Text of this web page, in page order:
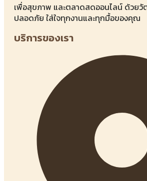
เพื่อสุขภาพ และตลาดสดออนไลน์ ด้วย
ปลอดภัย ใส่ใจทุกงานและทุกมื้อของคุณ
บริการของเรา